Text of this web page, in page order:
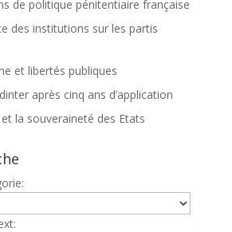
de politique pénitentiaire française
des institutions sur les partis
et libertés publiques
après cinq ans d’application
et la souveraineté des Etats